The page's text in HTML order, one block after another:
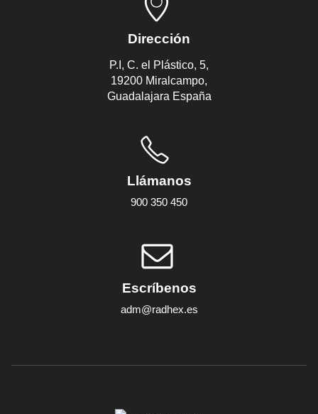
Dirección
P.I, C. el Plástico, 5,
19200 Miralcampo,
Guadalajara España
Llámanos
900 350 450
Escríbenos
adm@radhex.es